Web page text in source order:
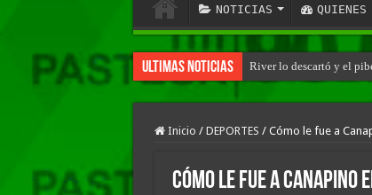
NOTICIAS QUIENES
Ultimas Noticias River lo descartó y el
Inicio / DEPORTES / Cómo le fue a
Cómo le fue a Canapino